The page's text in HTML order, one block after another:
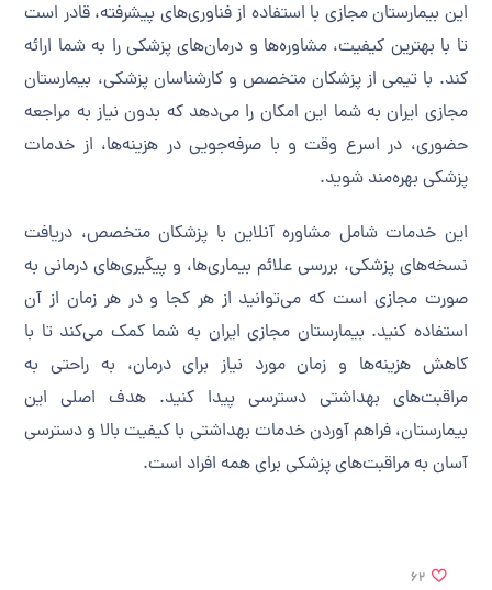
این بیمارستان مجازی با استفاده از فناوری‌های پیشرفته، قادر است
تا با بهترین کیفیت، مشاوره‌ها و درمان‌های پزشکی را به شما ارائه
کند. با تیمی از پزشکان متخصص و کارشناسان پزشکی، بیمارستان
مجازی ایران به شما این امکان را می‌دهد که بدون نیاز به مراجعه
حضوری، در اسرع وقت و با صرفه‌جویی در هزینه‌ها، از خدمات
پزشکی بهره‌مند شوید.
این خدمات شامل مشاوره آنلاین با پزشکان متخصص، دریافت
نسخه‌های پزشکی، بررسی علائم بیماری‌ها، و پیگیری‌های درمانی به
صورت مجازی است که می‌توانید از هر کجا و در هر زمان از آن
استفاده کنید. بیمارستان مجازی ایران به شما کمک می‌کند تا با
کاهش هزینه‌ها و زمان مورد نیاز برای درمان، به راحتی به
مراقبت‌های بهداشتی دسترسی پیدا کنید. هدف اصلی این
بیمارستان، فراهم آوردن خدمات بهداشتی با کیفیت بالا و دسترسی
آسان به مراقبت‌های پزشکی برای همه افراد است.
62